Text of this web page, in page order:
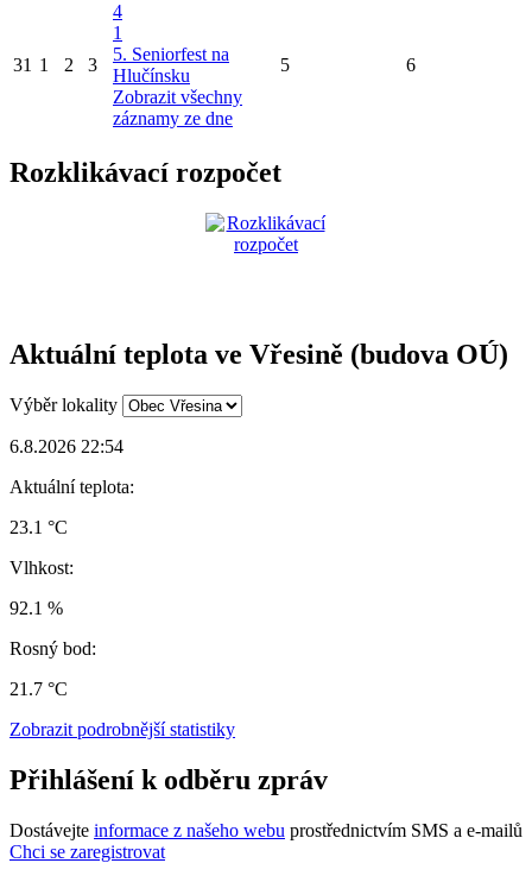
31 1 2 3
4
1
5. Seniorfest na
Hlučínsku
Zobrazit všechny
záznamy ze dne
5 6
Rozklikávací rozpočet
Aktuální teplota ve Vřesině (budova OÚ)
Výběr lokality
6.8.2026 22:54
Aktuální teplota:
23.1 °C
Vlhkost:
92.1 %
Rosný bod:
21.7 °C
Zobrazit podrobnější statistiky
Přihlášení k odběru zpráv
Dostávejte informace z našeho webu prostřednictvím SMS a e-mailů
Chci se zaregistrovat